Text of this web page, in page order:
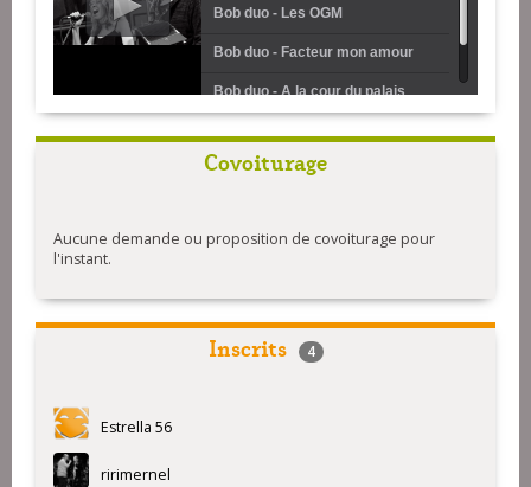
Les pédalos
rigados
Bob duo - Les OGM
Bob duo - Facteur mon amour
Bob duo - A la cour du palais
moi
Covoiturage
Aucune demande ou proposition de covoiturage pour
l'instant.
Inscrits 4
Estrella 56
ririmernel